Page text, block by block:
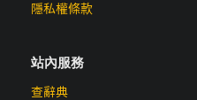
隱私權條款
站內服務
查辭典